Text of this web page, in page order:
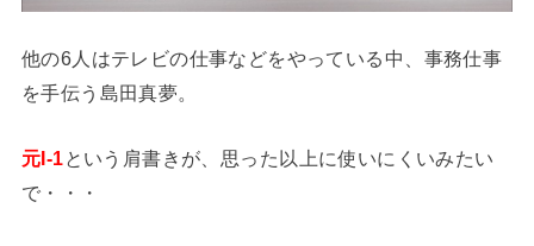
他の6人はテレビの仕事などをやっている中、事務仕事
を手伝う島田真夢。
元I-1という肩書きが、思った以上に使いにくいみたい
で・・・